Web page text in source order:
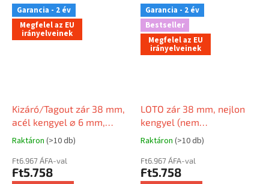
Garancia - 2 év
Megfelel az EU
irányelveinek
Kizáró/Tagout zár 38 mm,
acél kengyel ⌀ 6 mm,
nejlon test (nem
vezetőképes), egyenes él,
EN címke
Raktáron (>10 db)
Ft6.967 ÁFA-val
Ft5.758
Garancia - 2 év
Bestseller
Megfelel az EU
irányelveinek
LOTO zár 38 mm, nejlon
kengyel (nem
vezetőképes) ⌀ 6 mm,
nejlon test (nem
vezetőképes), egyenes él
Raktáron (>10 db)
Ft6.967 ÁFA-val
Ft5.758